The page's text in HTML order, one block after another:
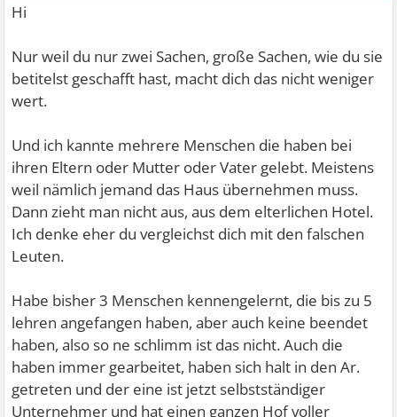
Hi
Nur weil du nur zwei Sachen, große Sachen, wie du sie
betitelst geschafft hast, macht dich das nicht weniger
wert.
Und ich kannte mehrere Menschen die haben bei
ihren Eltern oder Mutter oder Vater gelebt. Meistens
weil nämlich jemand das Haus übernehmen muss.
Dann zieht man nicht aus, aus dem elterlichen Hotel.
Ich denke eher du vergleichst dich mit den falschen
Leuten.
Habe bisher 3 Menschen kennengelernt, die bis zu 5
lehren angefangen haben, aber auch keine beendet
haben, also so ne schlimm ist das nicht. Auch die
haben immer gearbeitet, haben sich halt in den Ar.
getreten und der eine ist jetzt selbstständiger
Unternehmer und hat einen ganzen Hof voller